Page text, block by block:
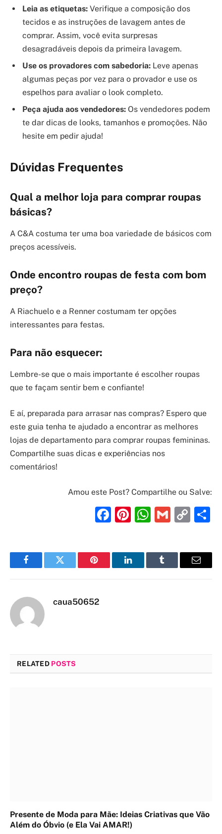
Leia as etiquetas: Verifique a composição dos
tecidos e as instruções de lavagem antes de
comprar. Assim, você evita surpresas
desagradáveis depois da primeira lavagem.
Use os provadores com sabedoria: Leve apenas
algumas peças por vez para o provador e use os
espelhos para avaliar o look completo.
Peça ajuda aos vendedores: Os vendedores podem
te dar dicas de looks, tamanhos e promoções. Não
hesite em pedir ajuda!
Dúvidas Frequentes
Qual a melhor loja para comprar roupas
básicas?
A C&A costuma ter uma boa variedade de básicos com
preços acessíveis.
Onde encontro roupas de festa com bom
preço?
A Riachuelo e a Renner costumam ter opções
interessantes para festas.
Para não esquecer:
Lembre-se que o mais importante é escolher roupas
que te façam sentir bem e confiante!
E aí, preparada para arrasar nas compras? Espero que
este guia tenha te ajudado a encontrar as melhores
lojas de departamento para comprar roupas femininas.
Compartilhe suas dicas e experiências nos
comentários!
Amou este Post? Compartilhe ou Salve:
Facebook
Pinterest
Gmail
FacebookTwitter Pinterest LinkedInTumblr Email
caua50652
RELATED POSTS
Presente de Moda para Mãe: Ideias Criativas que Vão
Além do Óbvio (e Ela Vai AMAR!)